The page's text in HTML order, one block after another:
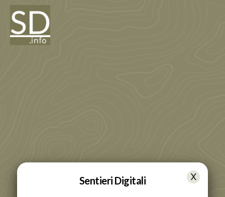
Sentieri Digitali